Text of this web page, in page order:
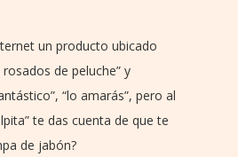
un producto ubicado
de peluche” y
“lo amarás”, pero al
te das cuenta de que te
de jabón?